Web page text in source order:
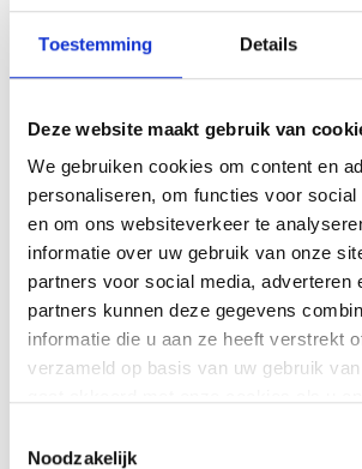
Toestemming Details
Deze website maakt gebruik van
We gebruiken cookies om content en
personaliseren, om functies voor social
en om ons websiteverkeer te
informatie over uw gebruik van onze
partners voor social media, adverteren
partners kunnen deze gegevens
informatie die u aan ze heeft verstrekt
verzameld op basis van uw gebruik
Noodzakelijk
Start proefperiode
Lees meer
Bekijk alle blogs ->